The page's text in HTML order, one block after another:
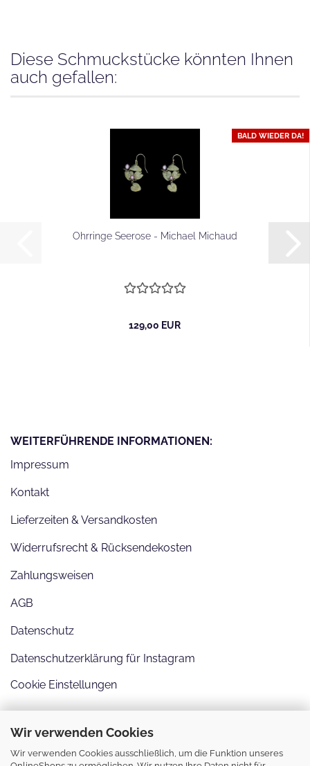
Wir verwenden Cookies
Wir verwenden Cookies ausschließlich, um die Funktion unseres
Diese Schmuckstücke könnten Ihnen
auch gefallen:
BALD WIEDER DA!
Ohrringe Seerose - Michael Michaud
129,00 EUR
WEITERFÜHRENDE INFORMATIONEN:
Impressum
Kontakt
Lieferzeiten & Versandkosten
Widerrufsrecht & Rücksendekosten
Zahlungsweisen
AGB
Datenschutz
Datenschutzerklärung für Instagram
Cookie Einstellungen